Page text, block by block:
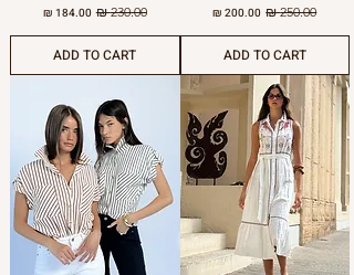
מחיר רגיל‏250.00 ‏₪ מחיר מבצע
ADD TO CART
מחיר רגיל‏230.00 ‏₪ מחיר מבצע‏184.00 ‏₪
ADD TO CART